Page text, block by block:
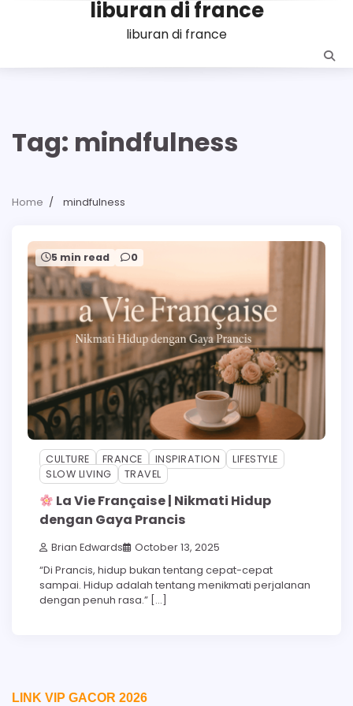
liburan di france
liburan di france
Tag: mindfulness
Home mindfulness
5 min read 0
CULTURE FRANCE INSPIRATION
LIFESTYLE
SLOW LIVING
TRAVEL
La Vie Française | Nikmati Hidup
dengan Gaya Prancis
Brian Edwards October 13, 2025
“Di Prancis, hidup bukan tentang cepat-cepat
sampai. Hidup adalah tentang menikmati perjalanan
dengan penuh rasa.” […]
LINK VIP GACOR 2026